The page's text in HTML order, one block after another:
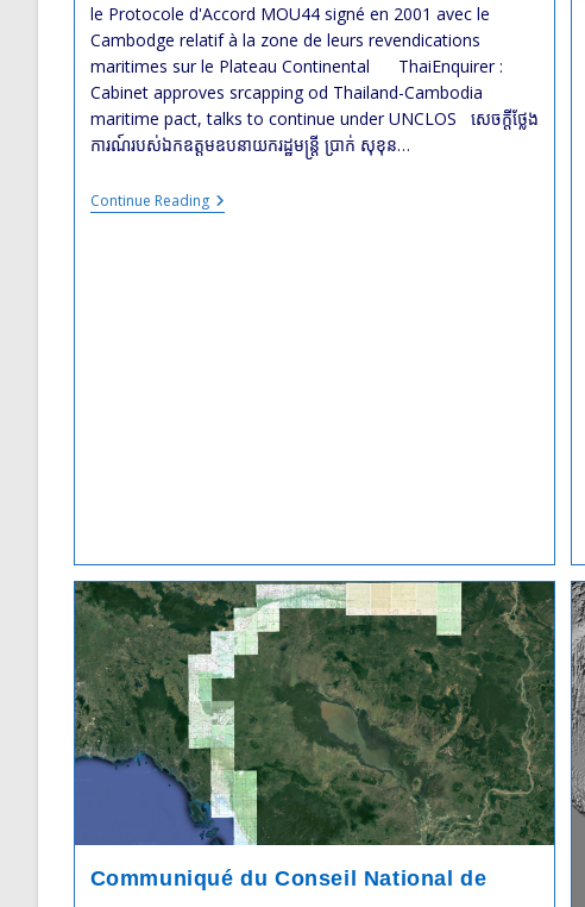
le Protocole d'Accord MOU44 signé en 2001 avec le
Cambodge relatif à la zone de leurs revendications
maritimes sur le Plateau Continental ThaiEnquirer :
Cabinet approves srcapping od Thailand-Cambodia
maritime pact, talks to continue under UNCLOS សេចក្តីថ្លែង
ការណ៍របស់ឯកឧត្តមឧបនាយករដ្ឋមន្ត្រី ប្រាក់ សុខុន​…
Continue ReadingLa
#Thaïlande
Communiqué du Conseil National de